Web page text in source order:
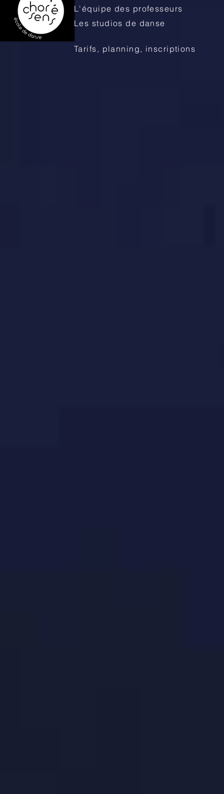
L'équipe des professeurs
Les studios de danse
Tarifs, planning, inscriptions